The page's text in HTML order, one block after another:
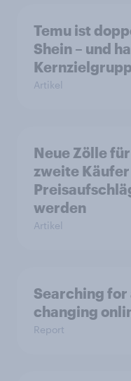
Temu ist
Shein – und
Artikel
Neue Zölle
zweite
Preisaufschlägen
werden
Artikel
Searching for
changing
Report